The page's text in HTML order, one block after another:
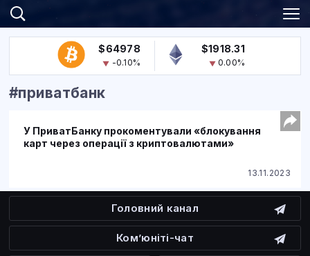
$64978
-0.10%
$1918.31
0.00%
#приватбанк
У ПриватБанку прокоментували «блокування
карт через операції з криптовалютами»
13.11.2023
Головний канал
Ком’юніті-чат